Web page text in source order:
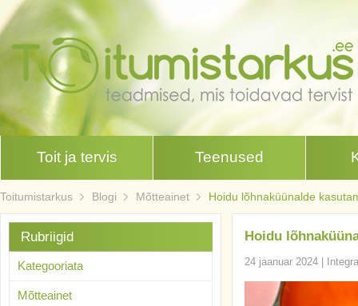
Toit ja tervis Teenused
Toitumistarkus Blogi Mõtteainet Hoidu lõhnaküünalde
Hoidu
24 jaanuar 2024
Rubriigid
Kategooriata
Mõtteainet